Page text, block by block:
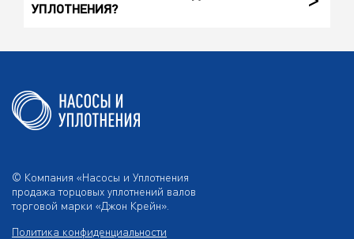
УПЛОТНЕНИЯ?
© Компания «Насосы и Уплотнения
продажа торцовых уплотнений валов
торговой марки «Джон Крейн».
Политика конфиденциальности